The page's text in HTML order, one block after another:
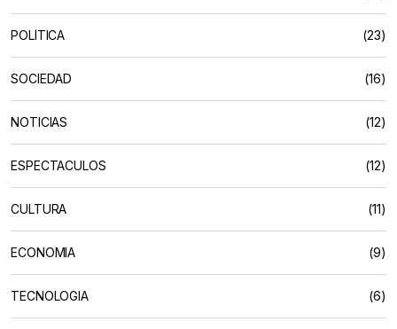
POLÍTICA (23)
SOCIEDAD (16)
NOTICIAS (12)
ESPECTACULOS (12)
CULTURA (11)
ECONOMIA (9)
TECNOLOGIA (6)